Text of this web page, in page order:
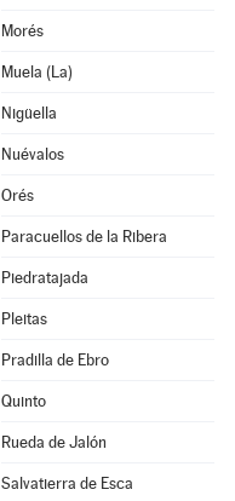
Morés
Muela (La)
Nigüella
Nuévalos
Orés
Paracuellos de la Ribera
Piedratajada
Pleitas
Pradilla de Ebro
Quinto
Rueda de Jalón
Salvatierra de Esca